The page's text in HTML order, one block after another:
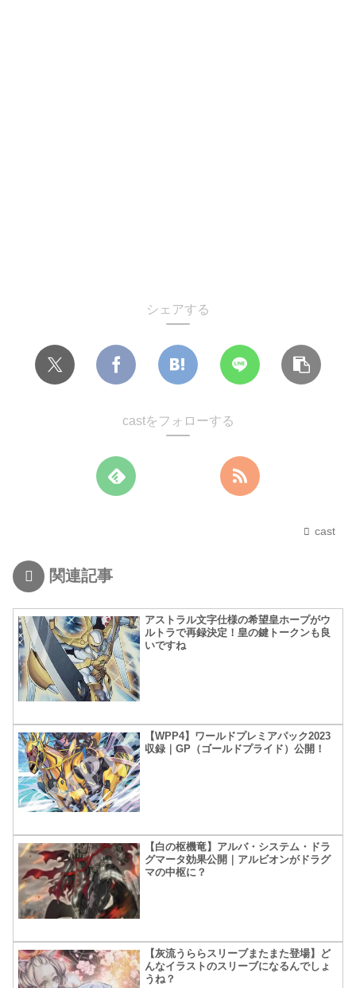
シェアする
castをフォローする
cast
関連記事
アストラル文字仕様の希望皇ホープがウ
ルトラで再録決定！皇の鍵トークンも良
いですね
【WPP4】ワールドプレミアパック2023
収録｜GP（ゴールドプライド）公開！
【白の枢機竜】アルバ・システム・ドラ
グマータ効果公開｜アルビオンがドラグ
マの中枢に？
【灰流うららスリーブまたまた登場】ど
んなイラストのスリーブになるんでしょ
うね？